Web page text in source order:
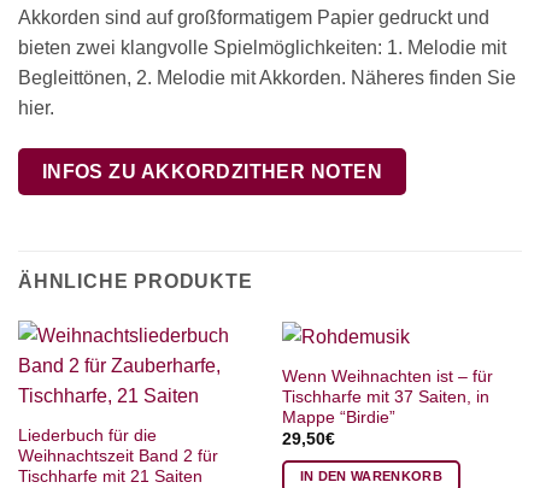
Akkorden sind auf großformatigem Papier gedruckt und
bieten zwei klangvolle Spielmöglichkeiten: 1. Melodie mit
Begleittönen, 2. Melodie mit Akkorden. Näheres finden Sie
hier.
INFOS ZU AKKORDZITHER NOTEN
ÄHNLICHE PRODUKTE
Liederbuch für die
Weihnachtszeit Band 2 für
Tischharfe mit 21 Saiten
Wenn Weihnachten ist – für
Tischharfe mit 37 Saiten, in
Mappe “Birdie”
29,50€
IN DEN WARENKORB